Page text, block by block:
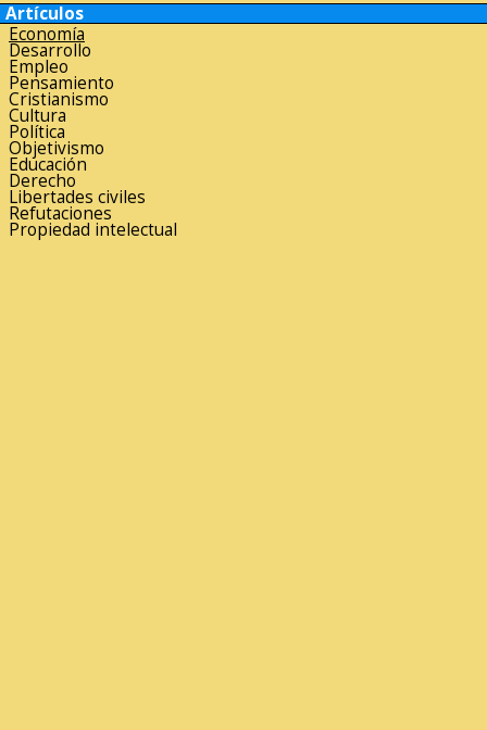
Artículos
Economía
Desarrollo
Empleo
Pensamiento
Cristianismo
Cultura
Política
Objetivismo
Educación
Derecho
Libertades civiles
Refutaciones
Propiedad intelectual